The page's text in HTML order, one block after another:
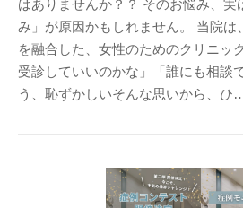
はありませんか？？ そのお悩み、実
み」が原因かもしれません。 当院は
を融合した、女性のためのクリニッ
受診していいのかな」「誰にも相談
う、恥ずかしいそんな思いから、ひ